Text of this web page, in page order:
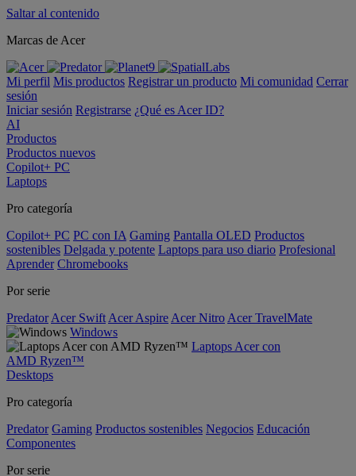
Saltar al contenido
Marcas de Acer
Mi perfil Mis productos Registrar un producto Mi comunidad Cerrar
sesión
Iniciar sesión Registrarse ¿Qué es Acer ID?
AI
Productos
Productos nuevos
Copilot+ PC
Laptops
Pro categoría
Copilot+ PC PC con IA Gaming Pantalla OLED Productos
sostenibles Delgada y potente Laptops para uso diario Profesional
Aprender Chromebooks
Por serie
Predator Acer Swift Acer Aspire Acer Nitro Acer TravelMate
Windows
Laptops Acer con
AMD Ryzen™
Desktops
Pro categoría
Predator Gaming Productos sostenibles Negocios Educación
Componentes
Por serie